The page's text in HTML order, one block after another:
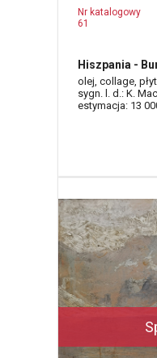
Nr katalogowy
61
Hiszpania -
olej, collage,
sygn. l. d.: K.
estymacja: 13